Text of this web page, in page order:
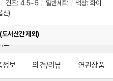
/ 건조: 4.5~6 / 일반세탁 / 색상: 화이
션)
도서산간 제외)
정보 의견/리뷰 연관상품